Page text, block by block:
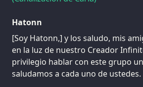
Hatonn
[Soy Hatonn,] y los saludo, mis
en la luz de nuestro Creador
privilegio hablar con este grupo
saludamos a cada uno de ustedes.